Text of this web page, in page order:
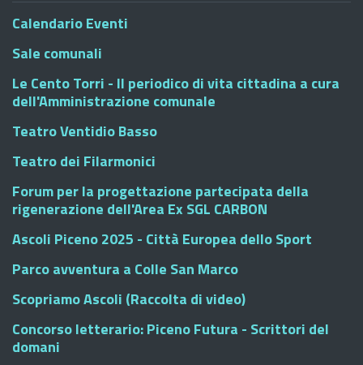
Calendario Eventi
Sale comunali
Le Cento Torri - Il periodico di vita cittadina a cura
dell'Amministrazione comunale
Teatro Ventidio Basso
Teatro dei Filarmonici
Forum per la progettazione partecipata della
rigenerazione dell'Area Ex SGL CARBON
Ascoli Piceno 2025 - Città Europea dello Sport
Parco avventura a Colle San Marco
Scopriamo Ascoli (Raccolta di video)
Concorso letterario: Piceno Futura - Scrittori del
domani